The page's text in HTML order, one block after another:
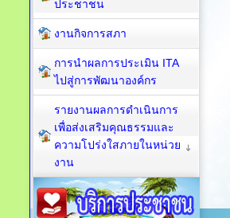
ประชาชน
งานกิจการสภา
การนำผลการประเมิน ITA
ไปสู่การพัฒนาองค์กร
รายงานผลการดำเนินการ
เพื่อส่งเสริมคุณธรรมและ
ความโปร่งใสภายในหน่วย
งาน